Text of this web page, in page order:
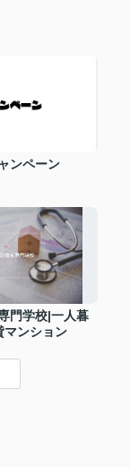
ンペーン
門学校|一人暮
マンション